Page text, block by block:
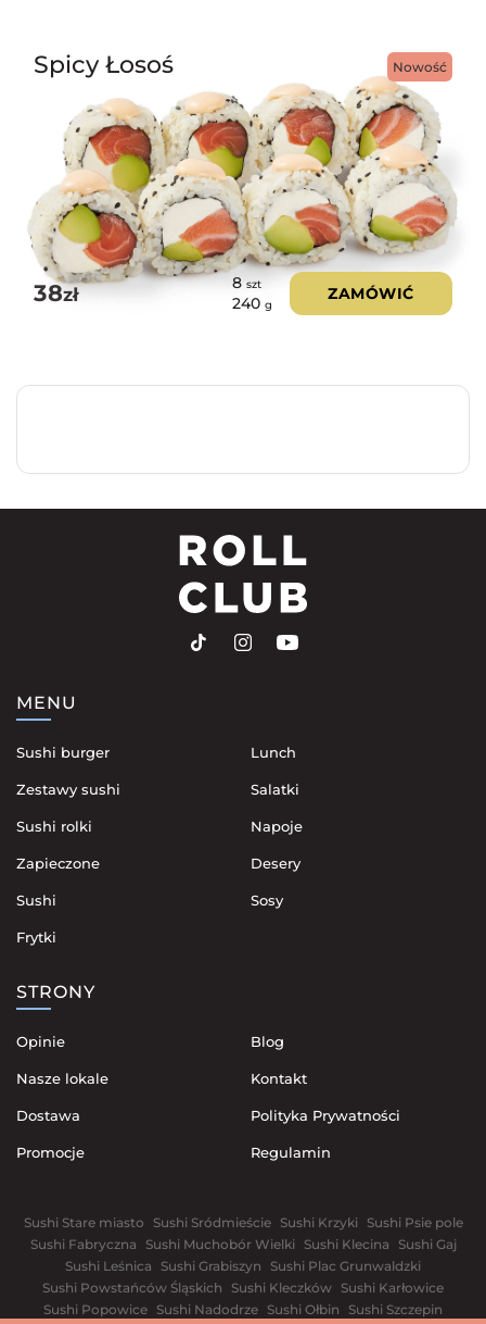
Nowość
Spicy Łosoś
38zł
8 szt
240 g
ZAMÓWIĆ
MENU
Sushi burger
Zestawy sushi
Sushi rolki
Zapieczone
Sushi
Frytki
Lunch
Salatki
Napoje
Desery
Sosy
STRONY
Opinie
Nasze lokale
Dostawa
Promocje
Blog
Kontakt
Polityka Prywatności
Regulamin
Sushi Stare miasto Sushi Sródmieście Sushi Krzyki
Sushi Psie pole
Sushi Fabryczna
Sushi Muchobór Wielki Sushi Klecina
Sushi Gaj
Sushi Leśnica
Sushi Grabiszyn
Sushi Plac Grunwaldzki
Sushi Powstańców Śląskich
Sushi Kleczków Sushi Karłowice
Sushi Popowice Sushi Nadodrze Sushi Ołbin
Sushi Szczepin